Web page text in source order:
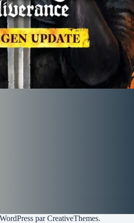
parCreativeThemes.